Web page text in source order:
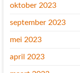
oktober 2023
september 2023
mei 2023
april 2023